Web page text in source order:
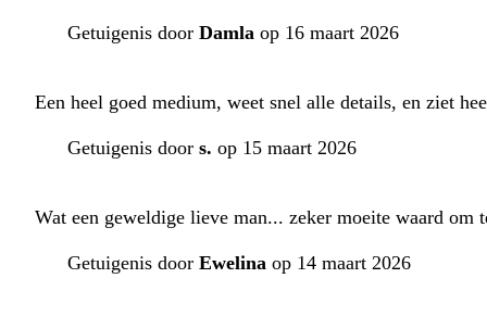
Getuigenis door Damla op 16 maart 2026
Een heel goed medium, weet snel alle details, en ziet
Getuigenis door s. op 15 maart 2026
Wat een geweldige lieve man... zeker moeite waard om
Getuigenis door Ewelina op 14 maart 2026